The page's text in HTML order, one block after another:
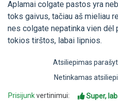
Aplamai colgate pastos yra
toks gaivus, tačiau aš mieliau
nes colgate nepatinka vien
tokios tirštos, labai lipnios.
Atsiliepimas
Netinkamas
Prisijunkvertinimui: Super,